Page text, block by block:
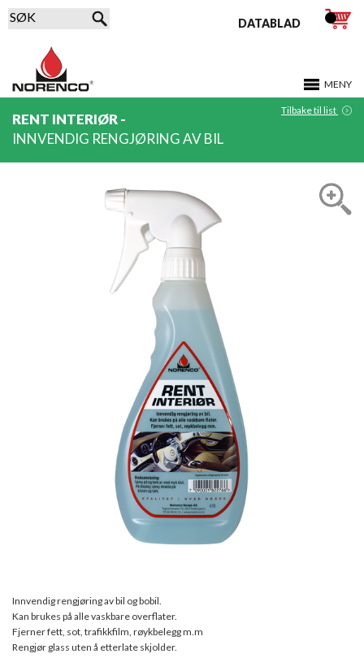
MENY
DATABLAD
RENT INTERIØR -
INNVENDIG RENGJØRING AV BIL
Tilbake til list
Innvendig rengjøring av bil og bobil.
Kan brukes på alle vaskbare overflater.
Fjerner fett, sot, trafikkfilm, røykbelegg m.m
Rengjør glass uten å etterlate skjolder.